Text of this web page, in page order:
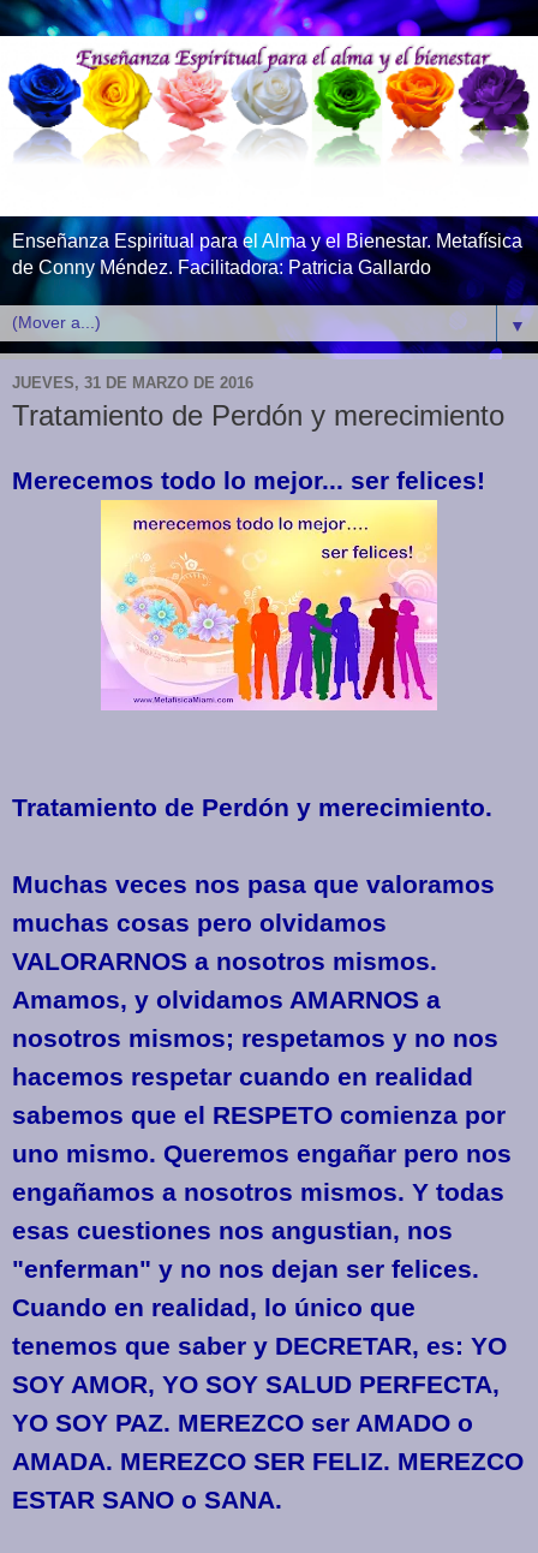
Enseñanza Espiritual para el Alma y el Bienestar. Metafísica
de Conny Méndez. Facilitadora: Patricia Gallardo
▼
JUEVES, 31 DE MARZO DE 2016
Tratamiento de Perdón y merecimiento
Merecemos todo lo mejor... ser felices!
Tratamiento de Perdón y merecimiento.
Muchas veces nos pasa que valoramos
muchas cosas pero olvidamos
VALORARNOS a nosotros mismos.
Amamos, y olvidamos AMARNOS a
nosotros mismos; respetamos y no nos
hacemos respetar cuando en realidad
sabemos que el RESPETO comienza por
uno mismo. Queremos engañar pero nos
engañamos a nosotros mismos. Y todas
esas cuestiones nos angustian, nos
"enferman" y no nos dejan ser felices.
Cuando en realidad, lo único que
tenemos que saber y DECRETAR, es: YO
SOY AMOR, YO SOY SALUD PERFECTA,
YO SOY PAZ. MEREZCO ser AMADO o
AMADA. MEREZCO SER FELIZ. MEREZCO
ESTAR SANO o SANA.